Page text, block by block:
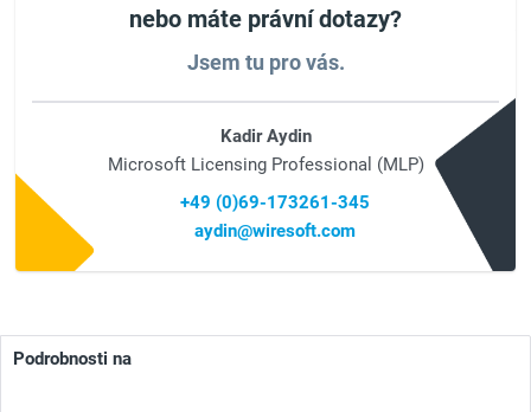
nebo máte právní dotazy?
Jsem tu pro vás.
Kadir Aydin
Microsoft Licensing Professional (MLP)
+49 (0)69-173261-345
aydin@wiresoft.com
Podrobnosti na